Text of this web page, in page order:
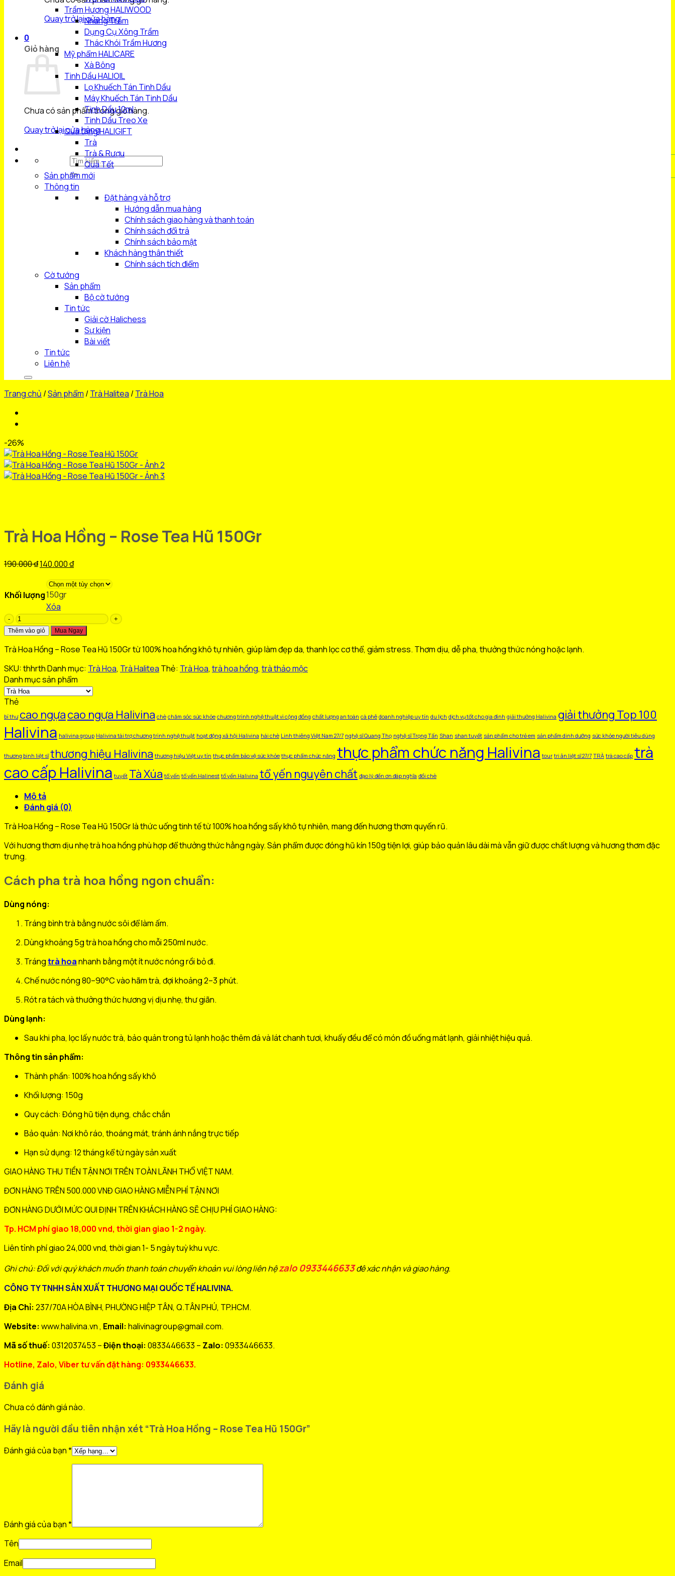
Quay trở lại cửa hàng
0
Giỏ hàng
Chưa có sản phẩm trong giỏ hàng.
Quay trở lại cửa hàng
Tìm
kiếm:
Trầm Hương HALIWOOD
Nhang Trầm
Dụng Cụ Xông Trầm
Thác Khói Trầm Hương
Mỹ phẩm HALICARE
Xà Bông
Tinh Dầu HALIOIL
Lọ Khuếch Tán Tinh Dầu
Máy Khuếch Tán Tinh Dầu
Tinh Dầu 10ml
Tinh Dầu Treo Xe
Quà tặng HALIGIFT
Trà
Trà & Rượu
Quà Tết
Sản phẩm mới
Thông tin
Đặt hàng và hỗ trợ
Hướng dẫn mua hàng
Chính sách giao hàng và thanh toán
Chính sách đổi trả
Chính sách bảo mật
Khách hàng thân thiết
Chính sách tích điểm
Cờ tướng
Sản phẩm
Bộ cờ tướng
Tin tức
Giải cờ Halichess
Sự kiện
Bài viết
Tin tức
Liên hệ
Trang chủ /Sản phẩm /Trà Halitea /Trà Hoa
-26%
Trà Hoa Hồng – Rose Tea Hũ 150Gr
190.000₫Giá
là:
190.000 ₫.
140.000₫Giá
tại
Khối lượng150gr
Xóa
Trà
Hoa
-
Tea
Hũ
150Gr
số
lượng
Thêm vào giỏ Mua Ngay
Trà Hoa Hồng – Rose Tea Hũ 150Gr từ 100% hoa hồng khô tự nhiên, giúp làm đẹp da, thanh lọc cơ thể, giảm stress. Thơm dịu, dễ pha, thưởng thức nóng hoặc lạnh.
SKU:thhrthDanh mục: Trà Hoa, Trà Halitea Thẻ: Trà Hoa,trà hoa hồng,trà thảo mộc
Danh mục sản phẩm
Thẻ
bí thư cao ngựacao ngựa Halivina chè chăm sóc sức khỏe chương trình nghệ thuật vì cộng đồng chất lượng an toàn cà phê doanh nghiệp uy tín du lịch dịch vụ tốt cho gia đình giải thưởng Halivina giải thưởng Top 100
Halivina halivina group Halivina tài trợ chương trình nghệ thuật hoạt động xã hội Halivina hái chè Linh thiêng Việt Nam 27/7 nghệ sĩ Quang Thọ nghệ sĩ Trọng Tấn Shan shan tuyết sản phẩm cho trẻ em sản phẩm dinh dưỡng sức khỏe người tiêu dùng
thương binh liệt sĩ thương hiệu Halivina thương hiệu Việt uy tín thực phẩm bảo vệ sức khỏe thực phẩm chức năng thực phẩm chức năng Halivina tour tri ân liệt sĩ 27/7 TRÀ trà cao cấp trà
cao cấp Halivina tuyết Tà Xúa tổ yến tổ yến Halinest tổ yến Halivina tổ yến nguyên chất đạo lý đền ơn đáp nghĩa đồi chè
Mô tả
Đánh giá (0)
Trà Hoa Hồng – Rose Tea Hũ 150Gr là thức uống tinh tế từ 100% hoa hồng sấy khô tự nhiên, mang đến hương thơm quyến rũ.
Với hương thơm dịu nhẹ trà hoa hồng phù hợp để thưởng thức hằng ngày. Sản phẩm được đóng hũ kín 150g tiện lợi, giúp bảo quản lâu dài mà vẫn giữ được chất lượng và hương thơm đặc
trưng.
Cách pha trà hoa hồng ngon chuẩn:
Dùng nóng:
Tráng bình trà bằng nước sôi để làm ấm.
Dùng khoảng 5g trà hoa hồng cho mỗi 250ml nước.
Trángtrà hoanhanh bằng một ít nước nóng rồi bỏ đi.
Chế nước nóng 80–90°C vào hãm trà, đợi khoảng 2–3 phút.
Rót ra tách và thưởng thức hương vị dịu nhẹ, thư giãn.
Dùng lạnh:
Sau khi pha, lọc lấy nước trà, bảo quản trong tủ lạnh hoặc thêm đá và lát chanh tươi, khuấy đều để có món đồ uống mát lạnh, giải nhiệt hiệu quả.
Thông tin sản phẩm:
Thành phần: 100% hoa hồng sấy khô
Khối lượng: 150g
Quy cách: Đóng hũ tiện dụng, chắc chắn
Bảo quản: Nơi khô ráo, thoáng mát, tránh ánh nắng trực tiếp
Hạn sử dụng: 12 tháng kể từ ngày sản xuất
GIAO HÀNG THU TIỀN TẬN NƠI TRÊN TOÀN LÃNH THỔ VIỆT NAM.
ĐƠN HÀNG TRÊN 500.000 VNĐ GIAO HÀNG MIỄN PHÍ TẬN NƠI
ĐƠN HÀNG DƯỚI MỨC QUI ĐỊNH TRÊN KHÁCH HÀNG SẼ CHỊU PHÍ GIAO HÀNG:
Tp. HCM phí giao 18,000 vnd, thời gian giao 1-2 ngày.
Liên tỉnh phí giao 24,000 vnd, thời gian 1- 5 ngày tuỳ khu vực.
Ghi chú: Đối với quý khách muốn thanh toán chuyển khoản vui lòng liên hệzalo 0933446633đê xác nhận và giao hàng.
CÔNG TY TNHH SẢN XUẤT THƯƠNG MẠI QUỐC TẾ HALIVINA.
Địa Chỉ: 237/70A HÒA BÌNH, PHƯỜNG HIỆP TÂN, Q.TÂN PHÚ, TP.HCM.
Website: www.halivina.vn , Email: halivinagroup@gmail.com.
Mã số thuế: 0312037453 –Điện thoại: 0833446633 – Zalo: 0933446633.
Hotline, Zalo, Viber tư vấn đặt hàng: 0933446633.
Đánh giá
Chưa có đánh giá nào.
Hãy là người đầu tiên nhận xét “Trà Hoa Hồng – Rose Tea Hũ 150Gr”
Đánh giá của bạn*
Đánh giá của bạn*
Tên
Email